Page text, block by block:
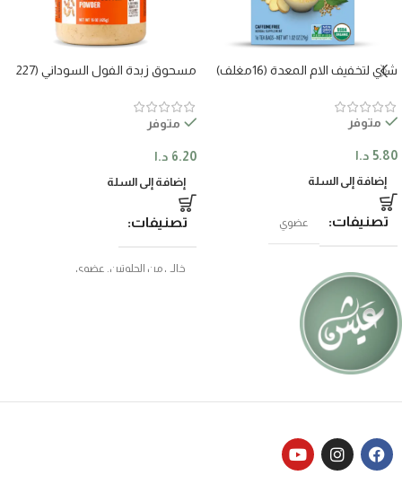
شاي لتخفيف الام المعدة (16مغلف)
متوفر
5.80 د.ا
إضافة إلى السلة
تصنيفات عضوي
مسحوق زبدة الفول السوداني (227
متوفر
6.20 د.ا
إضافة إلى السلة
تصنيفات
خالي من الجلوتين, عضوي